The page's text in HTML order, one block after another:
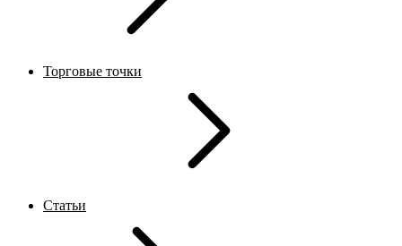
Торговые точки
Статьи